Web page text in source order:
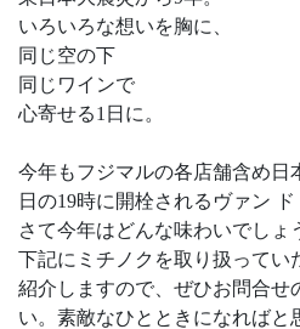
いろいろな想いを胸に、
同じ空の下
同じワインで
心寄せる1日に。
今年もフジマルの各店舗含め日
日の19時に開栓されるヴァン ド
さて今年はどんな味わいでしょ
下記にミチノクを取り扱ってい
紹介しますので、ぜひお問合せ
い。素敵なひとときになればと